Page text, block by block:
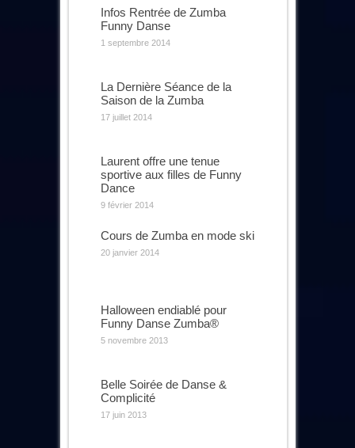
Infos Rentrée de Zumba
Funny Danse
1 septembre 2014
La Dernière Séance de la
Saison de la Zumba
17 juillet 2014
Laurent offre une tenue
sportive aux filles de Funny
Dance
9 février 2014
Cours de Zumba en mode ski
20 janvier 2014
Halloween endiablé pour
Funny Danse Zumba®
5 novembre 2013
Belle Soirée de Danse &
Complicité
17 juin 2013